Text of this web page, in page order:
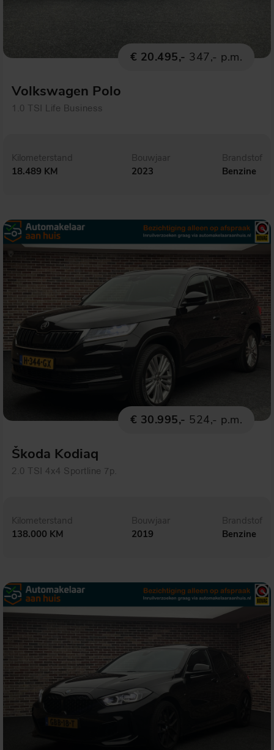
€ 20.495,- 347,- p.m.
Volkswagen Polo
1.0 TSI Life Business
Kilometerstand
18.489 KM
Bouwjaar
2023
Brandstof
Benzine
€ 30.995,- 524,- p.m.
Škoda Kodiaq
2.0 TSI 4x4 Sportline 7p.
Kilometerstand
138.000 KM
Bouwjaar
2019
Brandstof
Benzine